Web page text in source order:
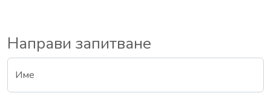
Направи запитване
Име